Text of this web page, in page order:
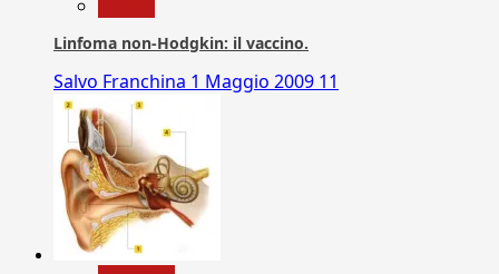
Linfoma non-Hodgkin: il vaccino.
Salvo Franchina 1 Maggio 2009 11